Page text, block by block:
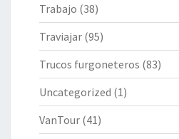
Trabajo (38)
Traviajar (95)
Trucos furgoneteros (83)
Uncategorized (1)
VanTour (41)